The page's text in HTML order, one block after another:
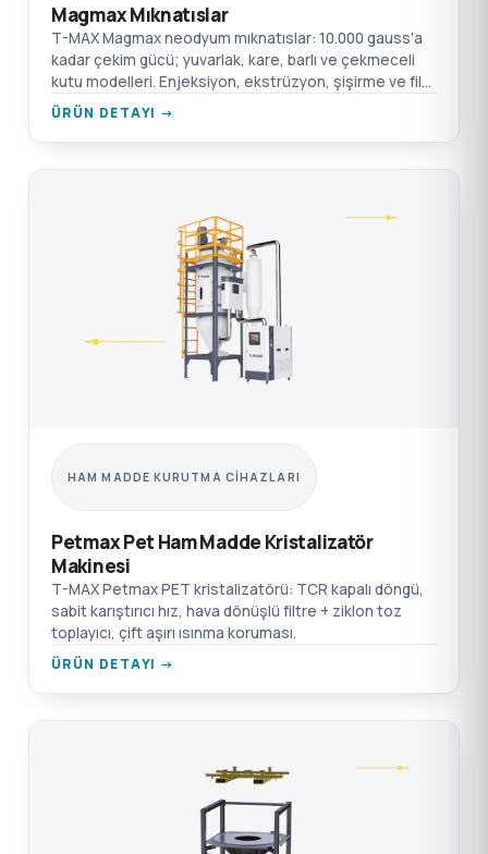
Magmax Mıknatıslar
T-MAX Magmax neodyum mıknatıslar: 10.000 gauss'a
kadar çekim gücü; yuvarlak, kare, barlı ve çekmeceli
kutu modelleri. Enjeksiyon, ekstrüzyon, şişirme ve film
için.
ÜRÜN DETAYI →
HAM MADDE KURUTMA CIHAZLARI
Petmax Pet Ham Madde Kristalizatör
Makinesi
T-MAX Petmax PET kristalizatörü: TCR kapalı döngü,
sabit karıştırıcı hız, hava dönüşlü filtre + ziklon toz
toplayıcı, çift aşırı ısınma koruması.
ÜRÜN DETAYI →